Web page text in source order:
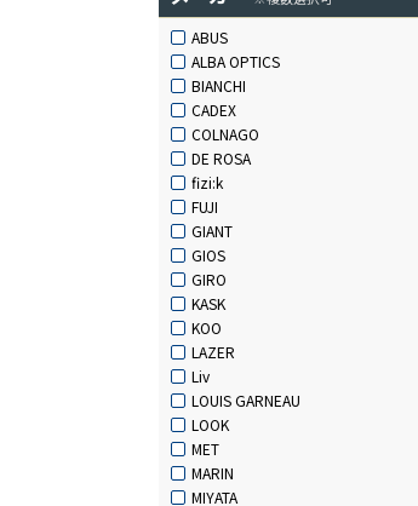
ABUS
ALBA OPTICS
BIANCHI
CADEX
COLNAGO
DE ROSA
fizi:k
FUJI
GIANT
GIOS
GIRO
KASK
KOO
LAZER
Liv
LOUIS GARNEAU
LOOK
MET
MARIN
MIYATA